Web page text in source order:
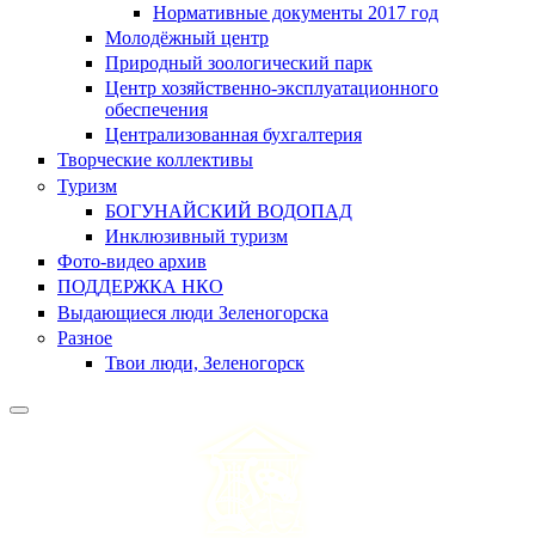
Нормативные документы 2017 год
Молодёжный центр
Природный зоологический парк
Центр хозяйственно-эксплуатационного
обеспечения
Централизованная бухгалтерия
Творческие коллективы
Туризм
БОГУНАЙСКИЙ ВОДОПАД
Инклюзивный туризм
Фото-видео архив
ПОДДЕРЖКА НКО
Выдающиеся люди Зеленогорска
Разное
Твои люди, Зеленогорск